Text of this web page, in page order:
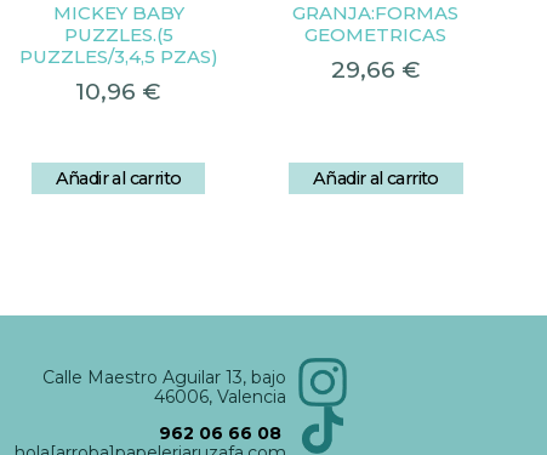
MICKEY BABY
PUZZLES.(5
PUZZLES/3,4,5 PZAS)
10,96 €
Añadir al carrito
GRANJA:FORMAS
GEOMETRICAS
29,66 €
Añadir al carrito
Calle Maestro Aguilar 13, bajo
46006, Valencia
962 06 66 08